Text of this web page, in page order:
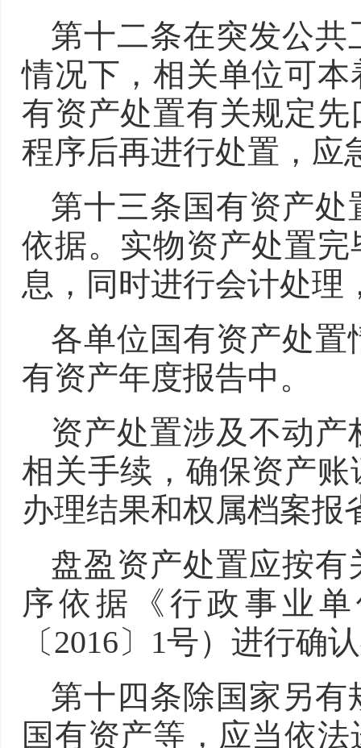
第十二条在突发公
情况下，相关单位可
有资产处置有关规定
程序后再进行处置，应
第十三条国有资产
依据。实物资产处置
息，同时进行会计处理
各单位国有资产处
有资产年度报告中。
资产处置涉及不动
相关手续，确保资产
办理结果和权属档案报
盘盈资产处置应按
序依据《行政事业
〔2016〕1号）进行确
第十四条除国家另
国有资产等，应当依